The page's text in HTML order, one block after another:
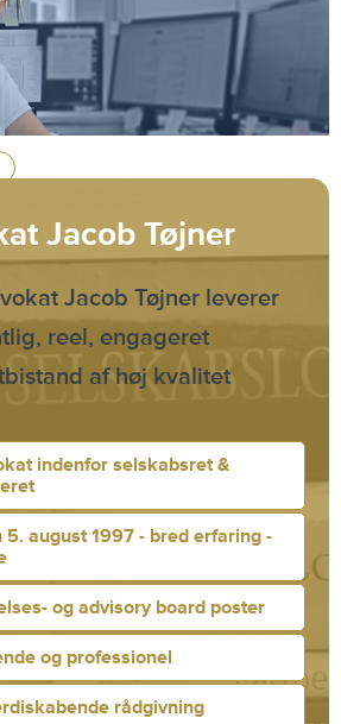
Jacob Tøjner
Jacob Tøjner leverer
reel, engageret
af høj kvalitet
indenfor selskabsret &
august 1997 - bred erfaring -
og advisory board poster
og professionel
rådgivning